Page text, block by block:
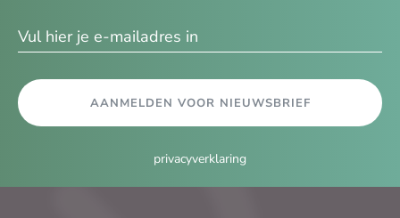
AANMELDEN VOOR NIEUWSBRIEF
privacyverklaring